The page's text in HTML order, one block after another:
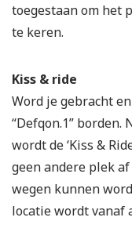
toegestaan om het
te keren.
Kiss & ride
Word je gebracht
“Defqon.1” borden.
wordt de ‘Kiss &
geen andere plek
wegen kunnen
locatie wordt vanaf